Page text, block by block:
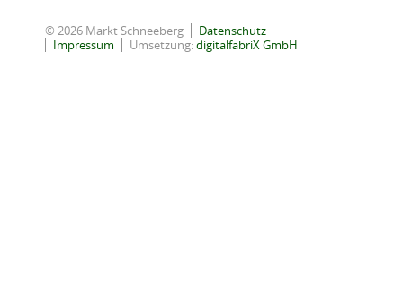
© 2026 Markt Schneeberg
Datenschutz
Impressum
Umsetzung:digitalfabriX GmbH